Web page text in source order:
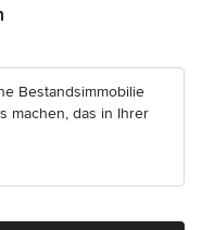
Sternen
Bestandsimmobilie
machen, das in Ihrer